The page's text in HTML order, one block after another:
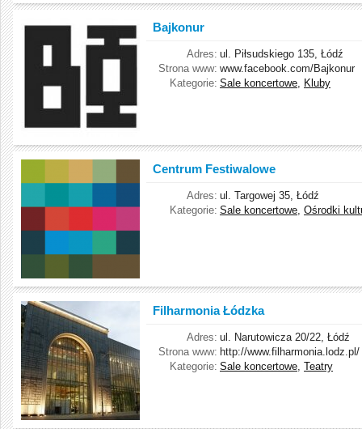
Bajkonur
Adres: ul. Piłsudskiego 135, Łódź
Strona www: www.facebook.com/Bajkonur
Kategorie: Sale koncertowe, Kluby
Centrum Festiwalowe
Adres: ul. Targowej 35, Łódź
Kategorie: Sale koncertowe, Ośrodki
Filharmonia Łódzka
Adres: ul. Narutowicza 20/22, Łódź
Strona www: http://www.filharmonia.lodz.pl/
Kategorie: Sale koncertowe, Teatry